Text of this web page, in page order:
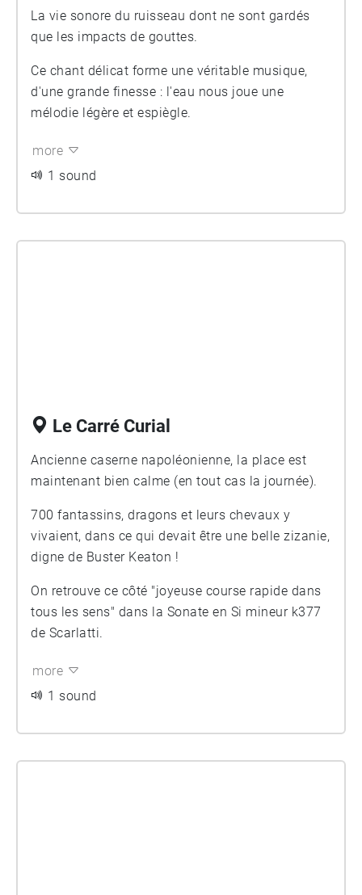
La vie sonore du ruisseau dont ne sont gardés
que les impacts de gouttes.
Ce chant délicat forme une véritable musique,
d'une grande finesse : l'eau nous joue une
mélodie légère et espiègle.
more
1 sound
Le Carré Curial
Ancienne caserne napoléonienne, la place est
maintenant bien calme (en tout cas la journée).
700 fantassins, dragons et leurs chevaux y
vivaient, dans ce qui devait être une belle zizanie,
digne de Buster Keaton !
On retrouve ce côté "joyeuse course rapide dans
tous les sens" dans la Sonate en Si mineur k377
de Scarlatti.
more
1 sound